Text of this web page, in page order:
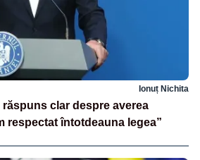
Ionuț Nichita
răspuns clar despre averea
respectat întotdeauna legea”